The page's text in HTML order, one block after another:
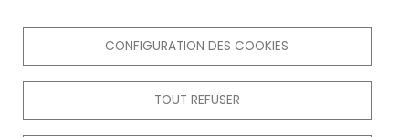
Réseaux sociaux
CONFIGURATION DES COOKIES
TOUT REFUSER